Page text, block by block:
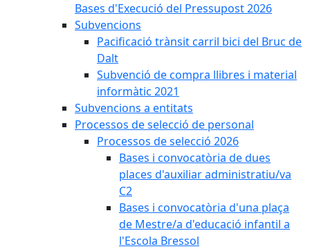
Bases d'Execució del Pressupost 2026
Subvencions
Pacificació trànsit carril bici del Bruc de
Dalt
Subvenció de compra llibres i material
informàtic 2021
Subvencions a entitats
Processos de selecció de personal
Processos de selecció 2026
Bases i convocatòria de dues
places d'auxiliar administratiu/va
C2
Bases i convocatòria d'una plaça
de Mestre/a d'educació infantil a
l'Escola Bressol